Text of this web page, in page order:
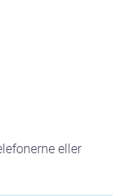
eller